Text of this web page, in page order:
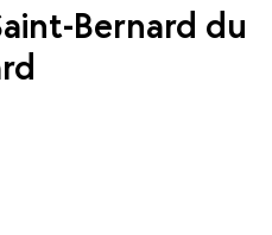
Bernard du